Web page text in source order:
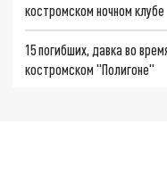
костромском ночном клубе
15 погибших, давка во
костромском "Полигоне"